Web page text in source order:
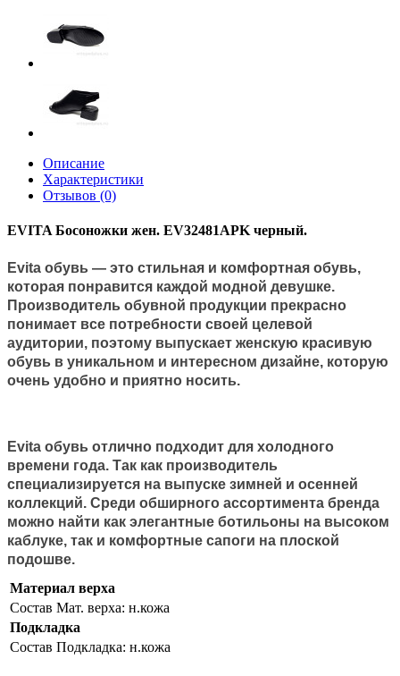
Описание
Характеристики
Отзывов (0)
EVITA Боcоножки жен. EV32481APK черный.
Evita обувь — это стильная и комфортная обувь,
которая понравится каждой модной девушке.
Производитель обувной продукции прекрасно
понимает все потребности своей целевой
аудитории, поэтому выпускает женскую красивую
обувь в уникальном и интересном дизайне, которую
очень удобно и приятно носить.
Evita обувь отлично подходит для холодного
времени года. Так как производитель
специализируется на выпуске зимней и осенней
коллекций. Среди обширного ассортимента бренда
можно найти как элегантные ботильоны на высоком
каблуке, так и комфортные сапоги на плоской
подошве.
Материал верха
Состав Мат. верха: н.кожа
Подкладка
Состав Подкладка: н.кожа